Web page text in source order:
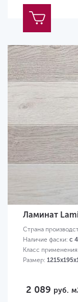
Ламинат
Страна
Наличие фаски: с
Класс применения:
Размер:
2 089 руб.